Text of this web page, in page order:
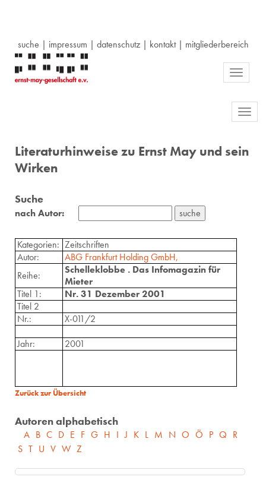
suche | impressum | datenschutz| kontakt| mitgliederbereich
Toggle
Literaturhinweise zu Ernst May und sein
Wirken
Suche
nach Autor:
Kategorien: Zeitschriften
Autor:
ABG Frankfurt Holding GmbH,
Reihe:
Schelleklobbe . Das Infomagazin für
Mieter
Titel 1:
Nr. 31 Dezember 2001
Titel 2
Nr.:
X-011/2
Jahr:
2001
Zurück zur Übersicht
Autoren alphabetisch
A B C D E F G H I J K L M N O Ö P Q R
S T U V W Z